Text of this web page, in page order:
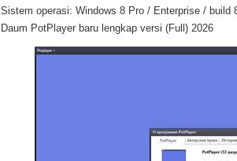
Sistem operasi: Windows 8 Pro / Enterprise / build
Daum PotPlayer baru lengkap versi (Full) 2026